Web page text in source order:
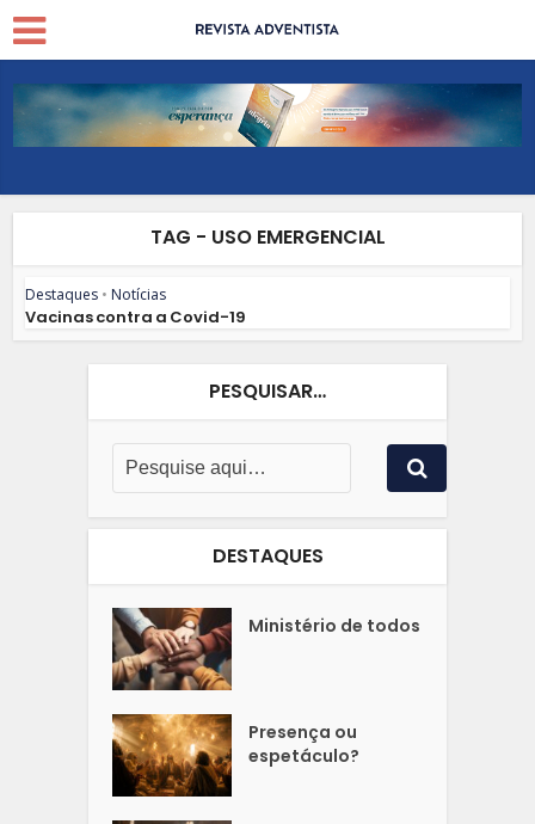
TAG - USO EMERGENCIAL
Destaques • Notícias
Vacinas contra a Covid-19
PESQUISAR…
DESTAQUES
Ministério de todos
Presença ou
espetáculo?